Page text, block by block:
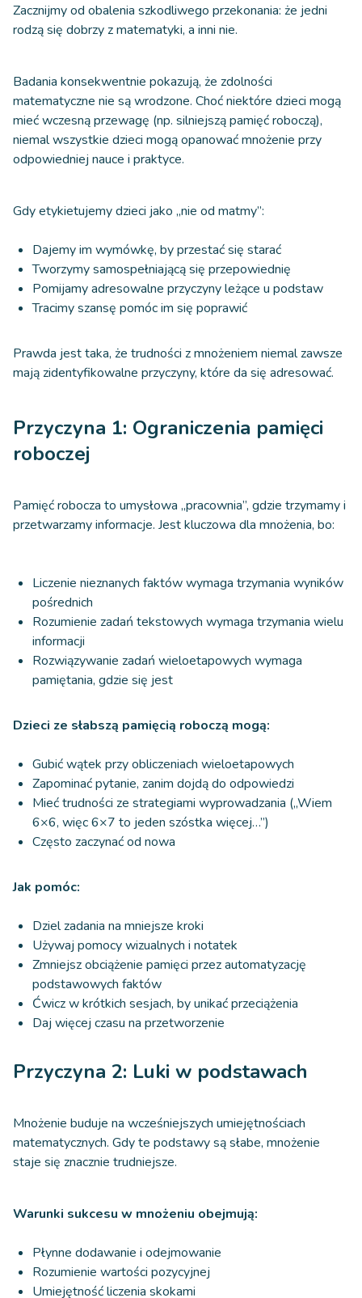
Zacznijmy od obalenia szkodliwego przekonania: że jedni
rodzą się dobrzy z matematyki, a inni nie.
Badania konsekwentnie pokazują, że zdolności
matematyczne nie są wrodzone. Choć niektóre dzieci mogą
mieć wczesną przewagę (np. silniejszą pamięć roboczą),
niemal wszystkie dzieci mogą opanować mnożenie przy
odpowiedniej nauce i praktyce.
Gdy etykietujemy dzieci jako „nie od matmy”:
Dajemy im wymówkę, by przestać się starać
Tworzymy samospełniającą się przepowiednię
Pomijamy adresowalne przyczyny leżące u podstaw
Tracimy szansę pomóc im się poprawić
Prawda jest taka, że trudności z mnożeniem niemal zawsze
mają zidentyfikowalne przyczyny, które da się adresować.
Przyczyna 1: Ograniczenia pamięci
roboczej
Pamięć robocza to umysłowa „pracownia”, gdzie trzymamy i
przetwarzamy informacje. Jest kluczowa dla mnożenia, bo:
Liczenie nieznanych faktów wymaga trzymania wyników
pośrednich
Rozumienie zadań tekstowych wymaga trzymania wielu
informacji
Rozwiązywanie zadań wieloetapowych wymaga
pamiętania, gdzie się jest
Dzieci ze słabszą pamięcią roboczą mogą:
Gubić wątek przy obliczeniach wieloetapowych
Zapominać pytanie, zanim dojdą do odpowiedzi
Mieć trudności ze strategiami wyprowadzania („Wiem
6×6, więc 6×7 to jeden szóstka więcej…”)
Często zaczynać od nowa
Jak pomóc:
Dziel zadania na mniejsze kroki
Używaj pomocy wizualnych i notatek
Zmniejsz obciążenie pamięci przez automatyzację
podstawowych faktów
Ćwicz w krótkich sesjach, by unikać przeciążenia
Daj więcej czasu na przetworzenie
Przyczyna 2: Luki w podstawach
Mnożenie buduje na wcześniejszych umiejętnościach
matematycznych. Gdy te podstawy są słabe, mnożenie
staje się znacznie trudniejsze.
Warunki sukcesu w mnożeniu obejmują:
Płynne dodawanie i odejmowanie
Rozumienie wartości pozycyjnej
Umiejętność liczenia skokami